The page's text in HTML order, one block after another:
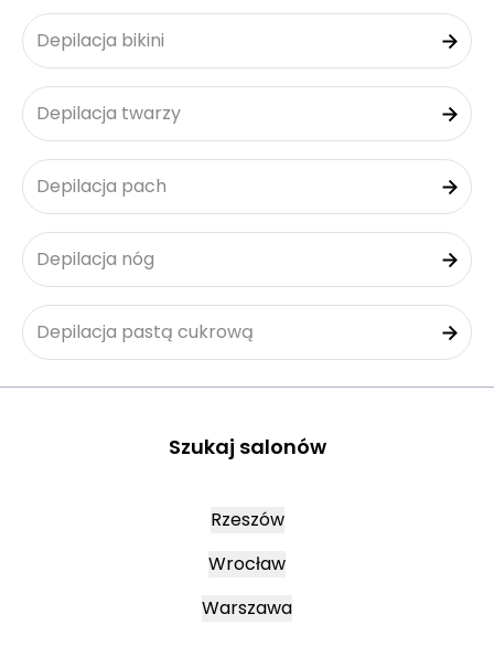
Depilacja bikini
Depilacja twarzy
Depilacja pach
Depilacja nóg
Depilacja pastą cukrową
Szukaj salonów
Rzeszów
Wrocław
Warszawa